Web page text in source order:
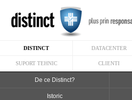
DISTINCT DATACENTER
SUPORT TEHNIC CLIENTI
De ce Distinct?
Istoric